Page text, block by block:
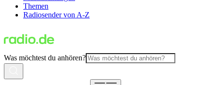
Themen
Radiosender von A-Z
Was möchtest du anhören?